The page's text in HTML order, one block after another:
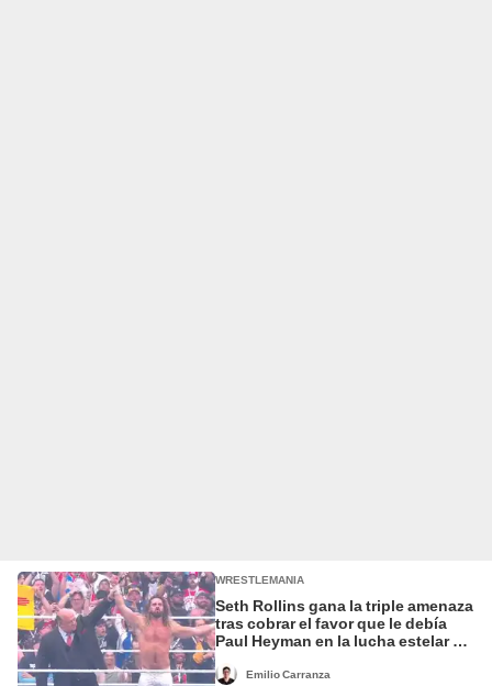
WRESTLEMANIA
Seth Rollins gana la triple amenaza
tras cobrar el favor que le debía
Paul Heyman en la lucha estelar de
Emilio Carranza